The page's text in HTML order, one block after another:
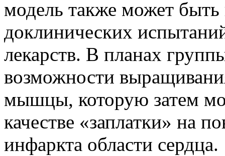
модель также может быть
доклинических
лекарств. В планах
возможности
мышцы, которую затем
качестве «заплатки» на
инфаркта области сердца.